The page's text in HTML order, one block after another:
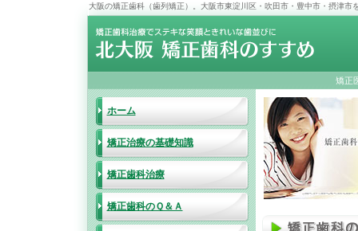
大阪の矯正歯科（歯列矯正）。大阪市東淀川区・吹田市・豊中市・摂津
矯正
ホーム
矯正治療の基礎知識
矯正歯科治療
矯正歯科のＱ＆Ａ